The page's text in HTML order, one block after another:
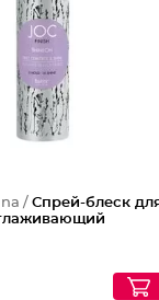
/Спрей-блеск